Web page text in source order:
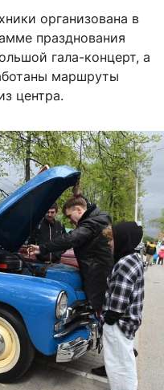
организована в
празднования
гала-концерт, а
маршруты
центра.